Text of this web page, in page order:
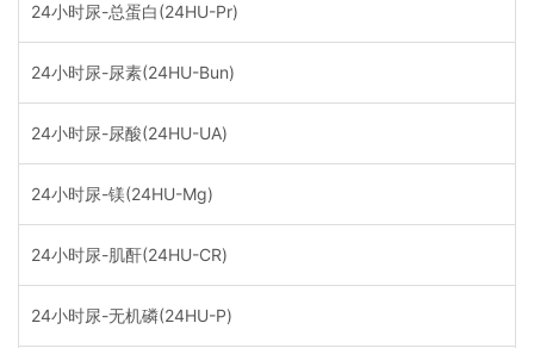
24小时尿-总蛋白(24HU-Pr)
24小时尿-尿素(24HU-Bun)
24小时尿-尿酸(24HU-UA)
24小时尿-镁(24HU-Mg)
24小时尿-肌酐(24HU-CR)
24小时尿-无机磷(24HU-P)